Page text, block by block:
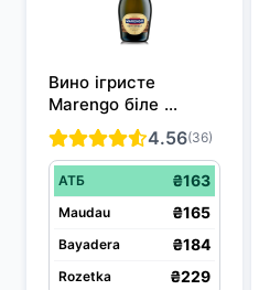
Вино ігристе
Marengo біле
напівсолодке 0.75 л
10-13.5%
4.56(36)
АТБ ₴163
Maudau ₴165
Bayadera ₴184
Rozetka ₴229